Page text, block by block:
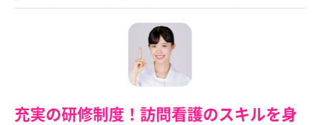
充実の研修制度！訪問看護のスキルを身